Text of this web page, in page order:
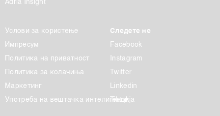
Adria Insight
Услови за користење
Импресум
Политика на приватност
Политика за колачиња
Маркетинг
Употреба на вештачка интелигенција
Следете не
Facebook
Instagram
Twitter
Linkedin
Tiktok